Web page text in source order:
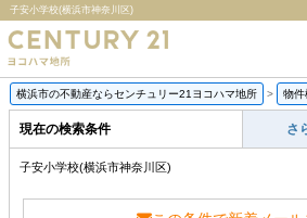
子安小学校(横浜市神奈川区)
横浜市の不動産ならセンチュリー21ヨコハマ地所 > 物件
現在の検索条件 さ
子安小学校(横浜市神奈川区)